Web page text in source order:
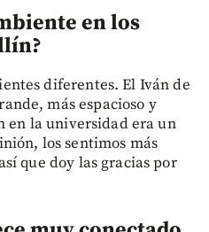
en los
diferentes. El Iván de
más espacioso y
en la universidad era un
los sentimos más
que doy las gracias por